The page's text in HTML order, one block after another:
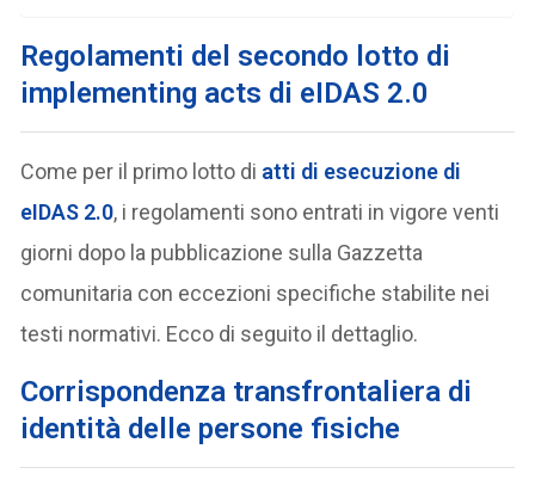
Regolamenti del secondo lotto di
implementing acts di eIDAS 2.0
Come per il primo lotto di atti di esecuzione di
eIDAS 2.0, i regolamenti sono entrati in vigore venti
giorni dopo la pubblicazione sulla Gazzetta
comunitaria con eccezioni specifiche stabilite nei
testi normativi. Ecco di seguito il dettaglio.
Corrispondenza transfrontaliera di
identità delle persone fisiche